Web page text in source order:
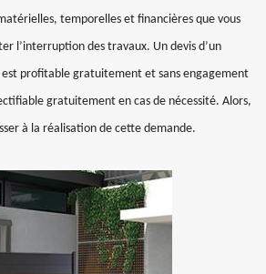
temporelles et financières que vous
l’interruption des travaux. Un devis d’un
profitable gratuitement et sans engagement
gratuitement en cas de nécessité. Alors,
à la réalisation de cette demande.